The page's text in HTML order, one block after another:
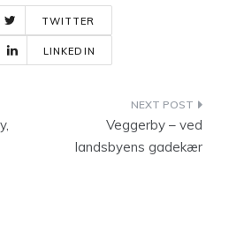
TWITTER
LINKEDIN
Veggerby – ved
landsbyens gadekær